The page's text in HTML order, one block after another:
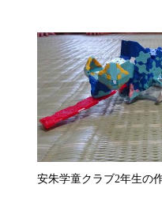
安朱学童クラブ2年生の